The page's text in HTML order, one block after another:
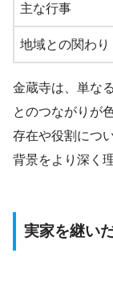
主な行事
地域との関わり
金蔵寺は、単な
とのつながりが
存在や役割につ
背景をより深く
実家を継い